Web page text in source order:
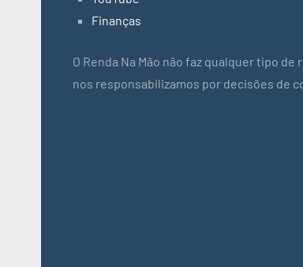
Finanças
O Renda Na Mão não faz qualquer tipo
nos responsabilizamos por decisões de